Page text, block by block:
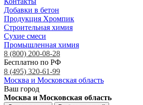
Добавки в бетон
Продукция Хромпик
Строительная химия
Сухие смеси
Промышленная химия
8 (800) 200-08-28
Бесплатно по РФ
8 (495) 320-61-99
Москва и Московская область
Ваш город
Москва и Московская область